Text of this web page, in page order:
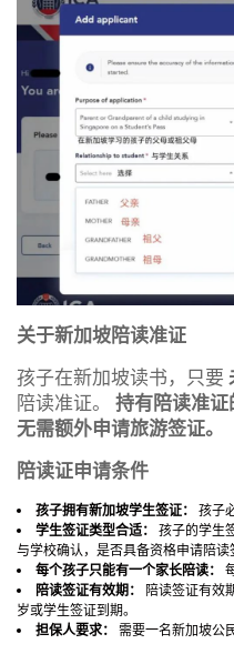
关于新加坡陪读准证
孩子在新加坡读书，只要
陪读准证。 持有陪读准证
无需额外申请旅游签证。
陪读证申请条件
孩子拥有新加坡学生签证： 孩子
学生签证类型合适： 孩子的学生
与学校确认，是否具备资格申请陪读
每个孩子只能有一个家长陪读：
陪读签证有效期：
陪读签证有效
岁或学生签证到期。
担保人要求： 需要一名新加坡公